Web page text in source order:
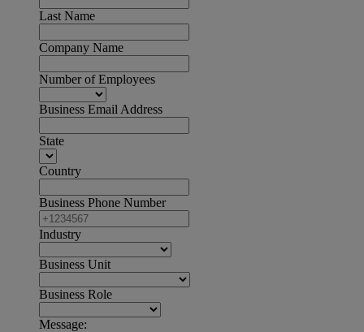
Last Name
Company Name
Number of Employees
Business Email Address
State
Country
Business Phone Number
Industry
Business Unit
Business Role
Message: